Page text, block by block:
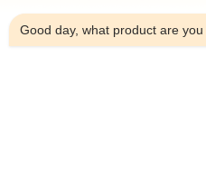
Good day, what product are